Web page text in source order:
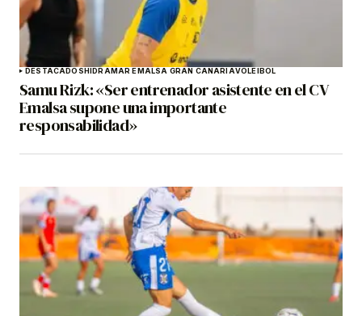
DESTACADOSHIDRAMAR EMALSA GRAN CANARIAVOLEIBOL
Samu Rizk: «Ser entrenador asistente en el CV
Emalsa supone una importante
responsabilidad»